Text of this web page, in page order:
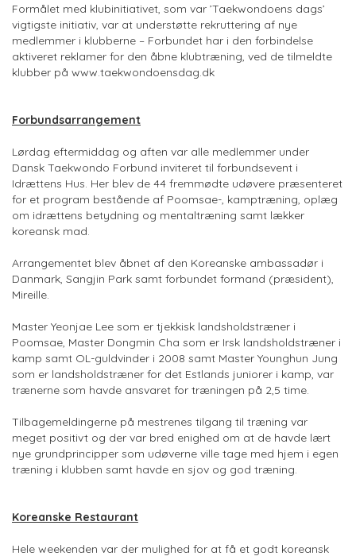
Formålet med klubinitiativet, som var ’Taekwondoens dags’
vigtigste initiativ, var at understøtte rekruttering af nye
medlemmer i klubberne – Forbundet har i den forbindelse
aktiveret reklamer for den åbne klubtræning, ved de tilmeldte
klubber på www.taekwondoensdag.dk
Forbundsarrangement
Lørdag eftermiddag og aften var alle medlemmer under
Dansk Taekwondo Forbund inviteret til forbundsevent i
Idrættens Hus. Her blev de 44 fremmødte udøvere præsenteret
for et program bestående af Poomsae-, kamptræning, oplæg
om idrættens betydning og mentaltræning samt lækker
koreansk mad.
Arrangementet blev åbnet af den Koreanske ambassadør i
Danmark, Sangjin Park samt forbundet formand (præsident),
Mireille.
Master Yeonjae Lee som er tjekkisk landsholdstræner i
Poomsae, Master Dongmin Cha som er Irsk landsholdstræner i
kamp samt OL-guldvinder i 2008 samt Master Younghun Jung
som er landsholdstræner for det Estlands juniorer i kamp, var
trænerne som havde ansvaret for træningen på 2,5 time.
Tilbagemeldingerne på mestrenes tilgang til træning var
meget positivt og der var bred enighed om at de havde lært
nye grundprincipper som udøverne ville tage med hjem i egen
træning i klubben samt havde en sjov og god træning.
Koreanske Restaurant
Hele weekenden var der mulighed for at få et godt koreansk